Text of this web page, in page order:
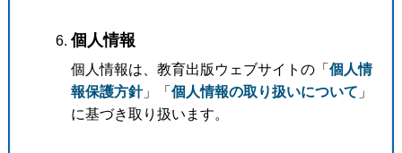
個人情報
個人情報は、教育出版ウェブサイトの「 個人情
報保護方針」「 個人情報の取り扱いについて 」
に基づき取り扱います。